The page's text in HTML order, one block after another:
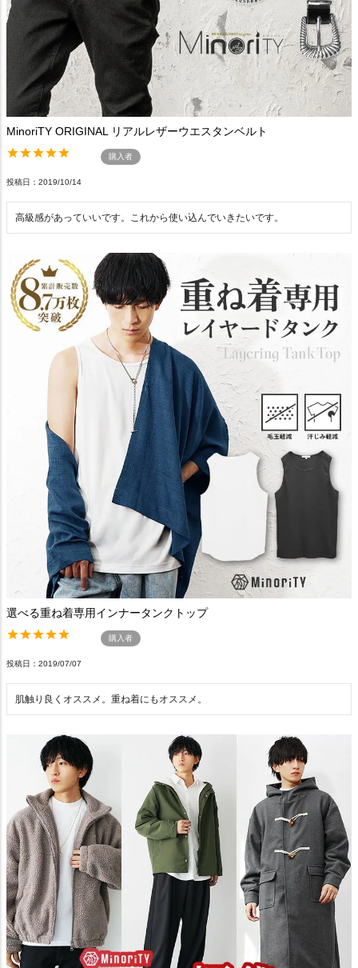
MinoriTY ORIGINAL リアルレザーウエスタンベルト
購入者
投稿日 2019/10/14
高級感があっていいです。これから使い込んでいきたいです。
選べる重ね着専用インナータンクトップ
購入者
投稿日 2019/07/07
肌触り良くオススメ。重ね着にもオススメ。